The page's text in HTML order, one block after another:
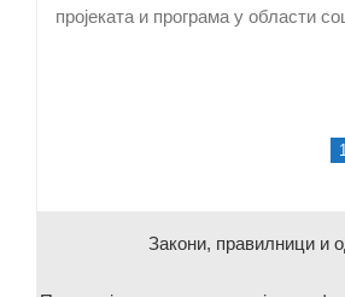
пројеката и програма у области
Закони, правилници и